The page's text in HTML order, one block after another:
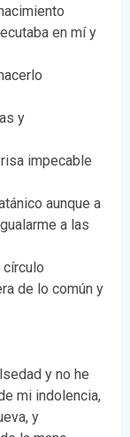
en mí y
y
impecable
aunque a
a las
de lo común y
y no he
mi indolencia,
y